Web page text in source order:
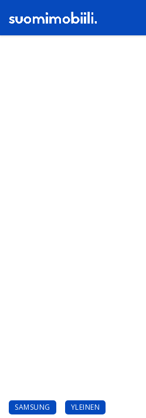
SAMSUNG YLEINEN